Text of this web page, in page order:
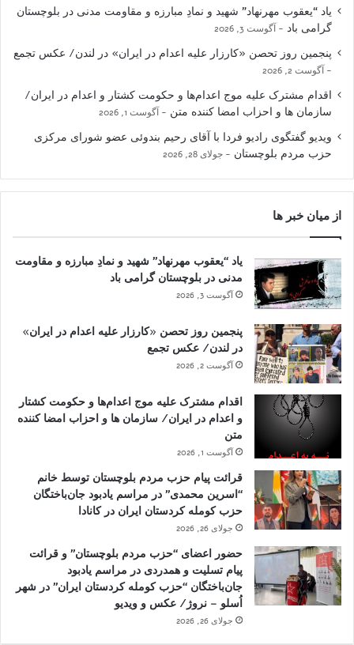
یاد “یعقوب مهرنهاد” شهید و نمادِ مبارزه و مقاومت مدنی در بلوچستان
گرامی باد
آگوست 3, 2026
پنجمین روز تحصن «کارزار علیه اعدام در ایران» در لندن/ عکس تجمع
آگوست 2, 2026
اقدام مشترک علیه موج اعدام‌ها و حکومت کشتار و اعدام در ایران/
سازمان ها و احزاب امضا کننده متن
آگوست 1, 2026
ویدیو گفتگوی رادیو فردا با آقای رحیم بندوئی عضو شورای مرکزی
حزب مردم بلوچستان
جولای 28, 2026
از میان خبر ها
یاد “یعقوب مهرنهاد” شهید و نمادِ مبارزه و مقاومت
مدنی در بلوچستان گرامی باد
آگوست 3, 2026
پنجمین روز تحصن «کارزار علیه اعدام در ایران»
در لندن/ عکس تجمع
آگوست 2, 2026
اقدام مشترک علیه موج اعدام‌ها و حکومت کشتار
و اعدام در ایران/ سازمان ها و احزاب امضا کننده
متن
آگوست 1, 2026
قرائت پیام حزب مردم بلوچستان توسط خانم
“اسرین محمدی” در مراسم یادبود جان‌باختگان
حزب کومله کردستان ایران در کانادا
جولای 26, 2026
حضور اعضای “حزب مردم بلوچستان” و قرائت
پیام تسلیت و همدردی در مراسم یادبود
جان‌باختگان “حزب کومله کردستان ایران” در شهر
اُسلو – نروژ/ عکس و ویدیو
جولای 26, 2026